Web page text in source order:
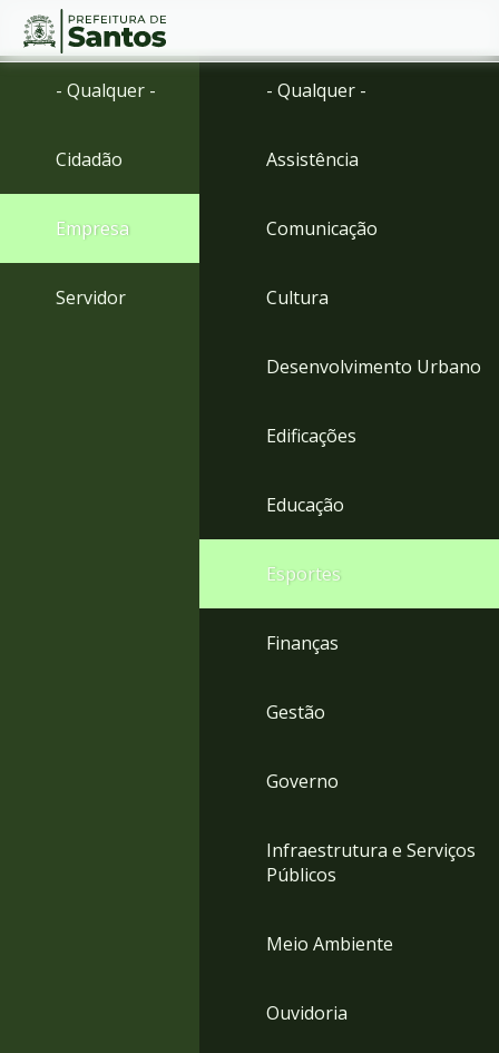
Ir
Ir
menu
Conteúdo
- Qualquer -
Cidadão
Empresa
Servidor
- Qualquer -
Assistência
Comunicação
Cultura
Desenvolvimento Urbano
Edificações
Educação
Esportes
Finanças
Gestão
Governo
Infraestrutura e Serviços
Públicos
Meio Ambiente
Ouvidoria